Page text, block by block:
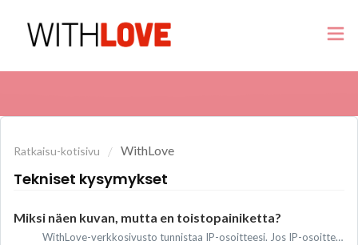
Ratkaisu-kotisivu WithLove
Tekniset kysymykset
Miksi näen kuvan, mutta en toistopainiketta?
WithLove-verkkosivusto tunnistaa IP-osoitteesi. Jos IP-osoitteesi sijainti ei ole Alankomaista, Belgiasta, Luxemburgista, Ruotsista, Norjasta, Australiasta,...